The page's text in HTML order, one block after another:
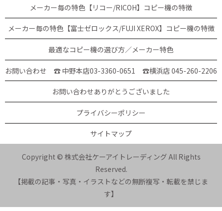
メーカー毎の特色【リコー/RICOH】コピー機の特徴
メーカー毎の特色【富士ゼロックス/FUJI XEROX】コピー機の特徴
最適なコピー機の選び方／メーカー特色
お問い合わせ ☎ 中野本店03-3360-0651 ☎横浜店 045-260-2206
お問い合わせありがとうございました
プライバシーポリシー
サイトマップ
Copyright © 株式会社ケーアイトレーディング All Rights
Reserved.
【掲載の記事・写真・イラストなどの無断複写・転載を禁じま
す】